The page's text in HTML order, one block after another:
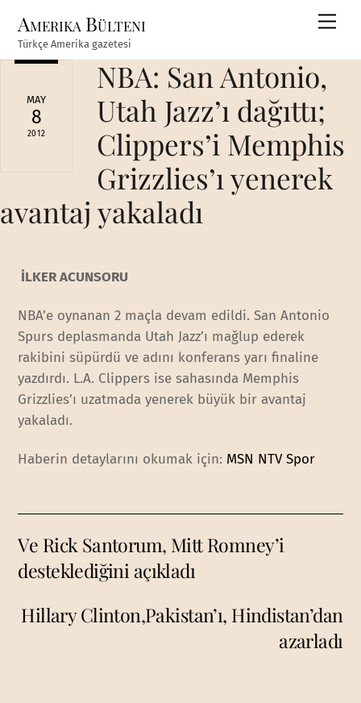
content
Amerika Bülteni
Türkçe Amerika gazetesi
MAY
8
2012
NBA: San Antonio,
Utah Jazz’ı dağıttı;
Clippers’i Memphis
Grizzlies’ı yenerek
avantaj yakaladı
İLKER ACUNSORU
NBA’e oynanan 2 maçla devam edildi. San Antonio
Spurs deplasmanda Utah Jazz’ı mağlup ederek
rakibini süpürdü ve adını konferans yarı finaline
yazdırdı. L.A. Clippers ise sahasında Memphis
Grizzlies’ı uzatmada yenerek büyük bir avantaj
yakaladı.
Haberin detaylarını okumak için: MSN NTV Spor
Ve Rick Santorum, Mitt Romney’i
desteklediğini açıkladı
Hillary Clinton,Pakistan’ı, Hindistan’dan
azarladı